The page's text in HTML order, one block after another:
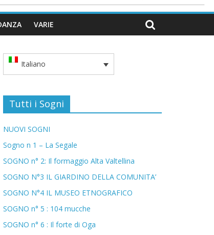
VARIE
Italiano
Tutti i Sogni
NUOVI SOGNI
Sogno n 1 – La Segale
SOGNO n° 2: Il formaggio Alta Valtellina
SOGNO N°3 IL GIARDINO DELLA COMUNITA’
SOGNO N°4 IL MUSEO ETNOGRAFICO
SOGNO n° 5 : 104 mucche
SOGNO n° 6 : Il forte di Oga